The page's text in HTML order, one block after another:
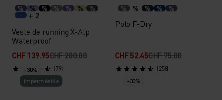
% % % % % % %
+ 2
Veste de running X-Alp
Waterproof
CHF 139.95CHF 200.00
(79)
% % % % %
Polo F-Dry
CHF 52.45CHF 75.00
(258)
-30%
Imperméable
-30%